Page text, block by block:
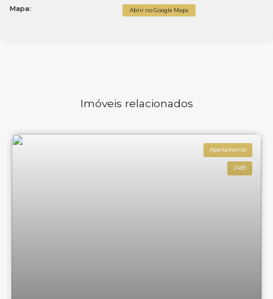
Mapa: Abrir no Google Maps
Imóveis relacionados
Apartamento
2489